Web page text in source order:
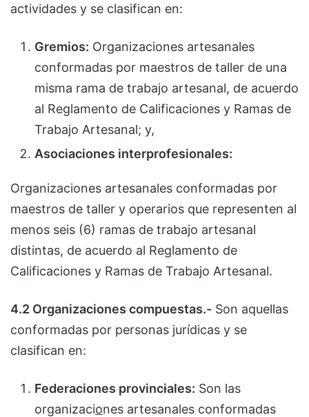
actividades y se clasifican en:
Gremios: Organizaciones artesanales
conformadas por maestros de taller de una
misma rama de trabajo artesanal, de acuerdo
al Reglamento de Calificaciones y Ramas de
Trabajo Artesanal; y,
Asociaciones interprofesionales:
Organizaciones artesanales conformadas por
maestros de taller y operarios que representen al
menos seis (6) ramas de trabajo artesanal
distintas, de acuerdo al Reglamento de
Calificaciones y Ramas de Trabajo Artesanal.
4.2 Organizaciones compuestas.- Son aquellas
conformadas por personas jurídicas y se
clasifican en:
Federaciones provinciales: Son las
organizaciones artesanales conformadas